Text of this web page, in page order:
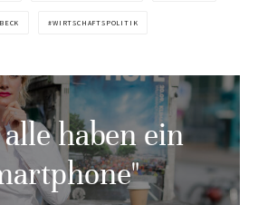
WIRTSCHAFTSPOLITIK
haben ein